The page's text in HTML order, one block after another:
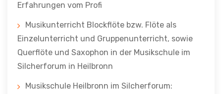
Erfahrungen vom Profi
Musikunterricht Blockflöte bzw. Flöte als
Einzelunterricht und Gruppenunterricht, sowie
Querflöte und Saxophon in der Musikschule im
Silcherforum in Heilbronn
Musikschule Heilbronn im Silcherforum: